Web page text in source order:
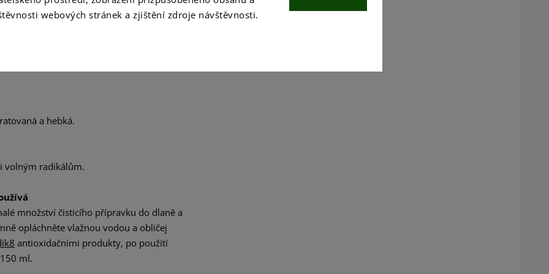
webových stránek a zjištění zdroje návštěvnosti.
tak nevysušuje a nezpůsobuje
pokožku
a hebká.
volným radikálům.
množství čisticího přípravku do dlaně a
opláchněte vlažnou vodou a obličej
antioxidačními produkty, po použití
ml.